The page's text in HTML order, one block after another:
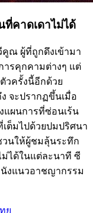
คาดเดาไม่ได้
คูณ ผู้ที่ถูกดึงเข้ามา
ารคุกคามต่างๆ แต่
วครั้งนี้อีกด้วย
จะปรากฏขึ้นเมื่อ
แผนการที่ซ่อนเร้น
เต็มไปด้วยปมปริศนา
วนให้ผู้ชมลุ้นระทึก
ได้ในแต่ละนาที ซี
งแนวอาชญากรรม
ย